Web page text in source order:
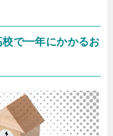
で一年にかかるお